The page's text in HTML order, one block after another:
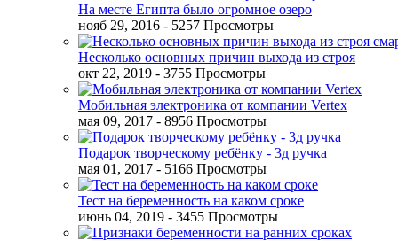
На месте Египта было огромное озеро
нояб 29, 2016 - 5257 Просмотры
Несколько основных причин выхода из строя
окт 22, 2019 - 3755 Просмотры
Мобильная электроника от компании Vertex
мая 09, 2017 - 8956 Просмотры
Подарок творческому ребёнку - 3д ручка
мая 01, 2017 - 5166 Просмотры
Тест на беременность на каком сроке
июнь 04, 2019 - 3455 Просмотры